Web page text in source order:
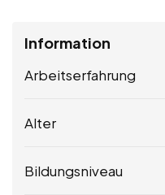
Information
Arbeitserfahrung
Alter
Bildungsniveau